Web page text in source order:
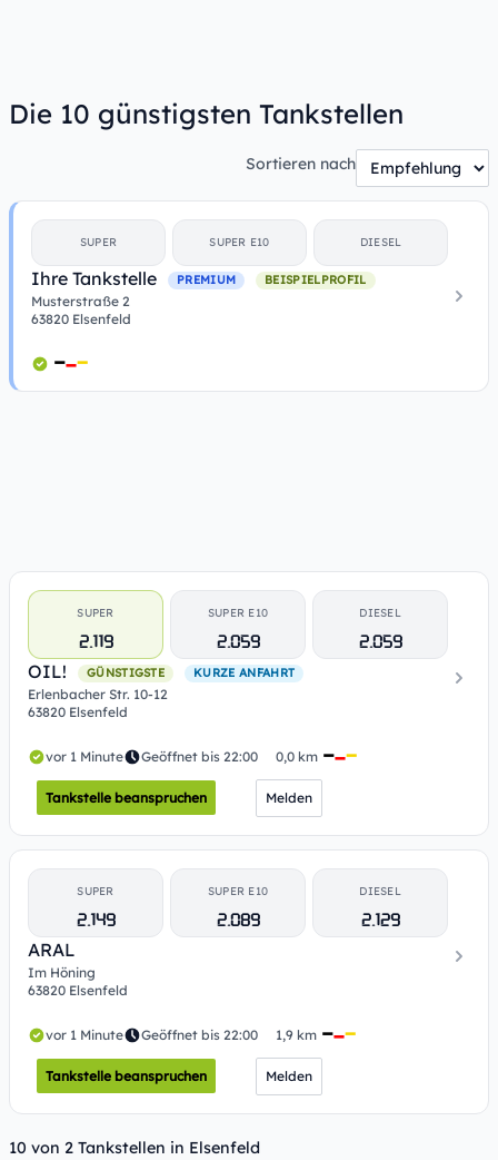
Die 10 günstigsten Tankstellen
Sortieren nach
SUPER SUPER E10 DIESEL
Ihre Tankstelle PREMIUM BEISPIELPROFIL
Musterstraße 2
63820 Elsenfeld
SUPER
2.119
SUPER E10
2.059
DIESEL
2.059
OIL!
GÜNSTIGSTE KURZE ANFAHRT
Erlenbacher Str. 10-12
63820 Elsenfeld
vor 1 Minute Geöffnet bis 22:00 0,0 km
Tankstelle beanspruchen Melden
SUPER
2.149
SUPER E10
2.089
DIESEL
2.129
ARAL
Im Höning
63820 Elsenfeld
vor 1 Minute Geöffnet bis 22:00 1,9 km
Tankstelle beanspruchen Melden
10 von 2 Tankstellen in Elsenfeld